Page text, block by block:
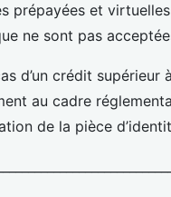
prépayées et
ne sont pas
d’un crédit supérieur
au cadre
de la pièce